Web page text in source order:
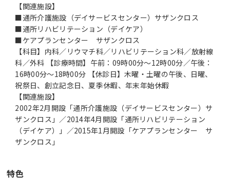
【関連施設】
■通所介護施設（デイサービスセンター）サザンクロス
■通所リハビリテーション（デイケア）
■ケアプランセンター サザンクロス
【科目】内科／リウマチ科／リハビリテーション科／放射線
科／外科 【診療時間】午前：09時00分～12時00分／午後：
16時00分～18時00分 【休診日】木曜・土曜の午後、日曜、
祝祭日、創立記念日、夏季休暇、年末年始休暇
【関連施設】
2002年2月開設「通所介護施設（デイサービスセンター）サ
ザンクロス」／2014年4月開設「通所リハビリテーション
（デイケア）」／2015年1月開設「ケアプランセンター サ
ザンクロス」
特色